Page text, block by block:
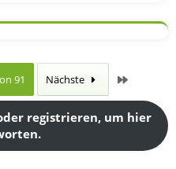
91 Nächste
registrieren, um hier